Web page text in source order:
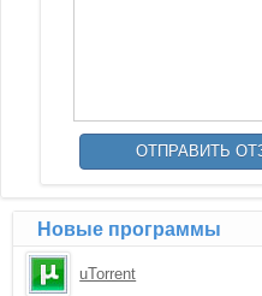
Новые программы
uTorrent